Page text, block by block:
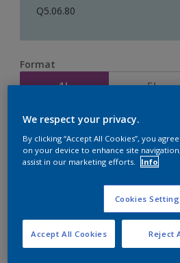
Q5.06.80
Format
1L 5L
Quantité Calculateur de
Ajouter à la liste
We respect your privacy.
By clicking “Accept All Cookies”, you
on your device to enhance site
assist in our marketing efforts.
Info
Cookies
Reject
Accept All Cookies